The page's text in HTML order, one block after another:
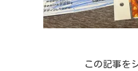
この記事を